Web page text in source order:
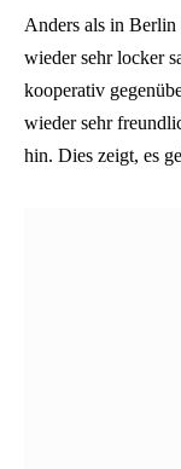
Anders als in
wieder sehr locker
kooperativ
wieder sehr
hin. Dies zeigt, es